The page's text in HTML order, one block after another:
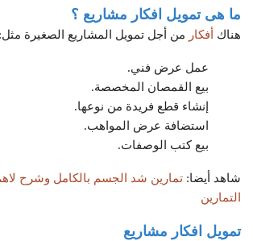
ما هى تمويل افكار مشاريع ؟
هناك أفكار من أجل تمويل المشاريع الصغيرة مثل:
عمل عرض فني.
بيع القمصان المخصصة.
إنشاء قطع فريدة من نوعها.
استضافة عرض المواهب.
بيع كتب الوصفات.
شاهد أيضا: تمارين شد الجسم بالكامل وشرح
التمارين
تمويل افكار مشاريع